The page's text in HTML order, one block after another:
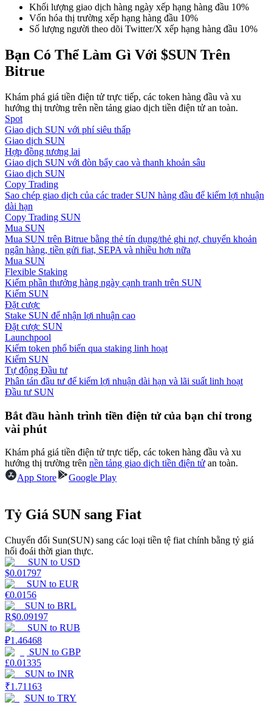
Hướng dẫn giao dịch Spot
Chiến lược giao dịch
Học cách duy trì lợi nhuận
Earn
Power Piggy
Làm cho tài sản của bạn tăng giá trị đều đặn
Staking
Lợi nhuận cao và truy cập ngay lập tức
Khối lượng giao dịch hàng ngày xếp hạng hàng đầu 10%
Vốn hóa thị trường xếp hạng hàng đầu 10%
Số lượng người theo dõi Twitter/X xếp hạng hàng đầu 10%
Bạn Có Thể Làm Gì Với $SUN Trên
Bitrue
Khám phá giá tiền điện tử trực tiếp, các token hàng đầu và xu
hướng thị trường trên nền tảng giao dịch tiền điện tử an toàn.
Spot
Giao dịch SUN với phí siêu thấp
Giao dịch SUN
Hợp đồng tương lai
Giao dịch SUN với đòn bẩy cao và thanh khoản sâu
Giao dịch SUN
Copy Trading
Sao chép giao dịch của các trader SUN hàng đầu để kiếm lợi nhuận
dài hạn
Copy Trading SUN
Mua SUN
Mua SUN trên Bitrue bằng thẻ tín dụng/thẻ ghi nợ, chuyển khoản
ngân hàng, tiền gửi fiat, SEPA và nhiều hơn nữa
Mua SUN
Flexible Staking
Kiếm phần thưởng hàng ngày cạnh tranh trên SUN
Kiếm SUN
Đặt cược
Stake SUN để nhận lợi nhuận cao
Đặt cược SUN
Launchpool
Kiếm token phổ biến qua staking linh hoạt
Kiếm SUN
Tự động Đầu tư
Phân tán đầu tư để kiếm lợi nhuận dài hạn và lãi suất linh hoạt
Đầu tư SUN
Bắt đầu hành trình tiền điện tử của bạn chỉ trong
vài phút
Khám phá giá tiền điện tử trực tiếp, các token hàng đầu và xu
hướng thị trường trên nền tảng giao dịch tiền điện tử an toàn.
App Store
Google Play
Tỷ Giá SUN sang Fiat
Chuyển đổi Sun(SUN) sang các loại tiền tệ fiat chính bằng tỷ giá
hối đoái thời gian thực.
SUN to USD
$0.01797
SUN to EUR
€0.0156
SUN to BRL
R$0.09197
SUN to RUB
₽1.46468
SUN to GBP
£0.01335
SUN to INR
₹1.71163
SUN to TRY